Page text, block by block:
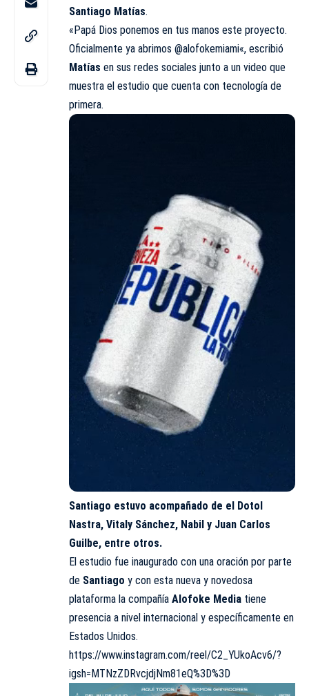
Santiago Matías.
«Papá Dios ponemos en tus manos este proyecto.
Oficialmente ya abrimos @alofokemiami«, escribió
Matías en sus redes sociales junto a un video que
muestra el estudio que cuenta con tecnología de
primera.
Santiago estuvo acompañado de el Dotol
Nastra, Vitaly Sánchez, Nabil y Juan Carlos
Guilbe, entre otros.
El estudio fue inaugurado con una oración por parte
de Santiago y con esta nueva y novedosa
plataforma la compañía Alofoke Media tiene
presencia a nivel internacional y específicamente en
Estados Unidos.
https://www.instagram.com/reel/C2_YUkoAcv6/?
igsh=MTNzZDRvcjdjNm81eQ%3D%3D